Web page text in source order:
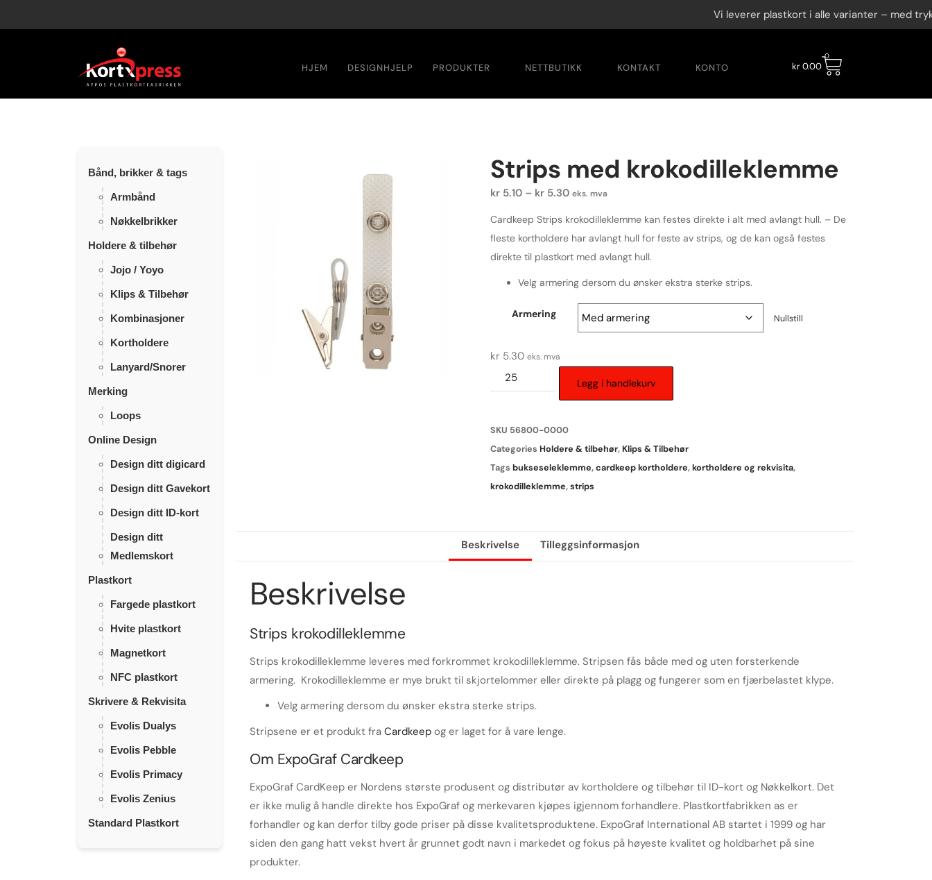
Vi leverer plastkort i alle varianter – med trykk,
HJEM DESIGNHJELP PRODUKTER NETTBUTIKK KONTAKT KONTO kr0.00
0
Bånd, brikker & tags
Armbånd
Nøkkelbrikker
Holdere & tilbehør
Jojo / Yoyo
Klips & Tilbehør
Kombinasjoner
Kortholdere
Lanyard/Snorer
Merking
Loops
Online Design
Design ditt digicard
Design ditt Gavekort
Design ditt ID-kort
Design ditt
Medlemskort
Plastkort
Fargede plastkort
Hvite plastkort
Magnetkort
NFC plastkort
Skrivere & Rekvisita
Evolis Dualys
Evolis Pebble
Evolis Primacy
Evolis Zenius
Standard Plastkort
Strips med krokodilleklemme
kr5.10 – kr5.30 eks. mva
Cardkeep Strips krokodilleklemme kan festes direkte i alt med avlangt hull. – De
fleste kortholdere har avlangt hull for feste av strips, og de kan også festes
direkte til plastkort med avlangt hull.
Velg armering dersom du ønsker ekstra sterke strips.
Armering Nullstill
kr 5.30 eks. mva
Legg i handlekurv
SKU 56800-0000
Categories Holdere & tilbehør,Klips & Tilbehør
Tags bukseseleklemme,cardkeep kortholdere,kortholdere og rekvisita,
krokodilleklemme,strips
Beskrivelse Tilleggsinformasjon
Beskrivelse
Strips krokodilleklemme
Strips krokodilleklemme leveres med forkrommet krokodilleklemme. Stripsen fås både med og uten forsterkende
armering. Krokodilleklemme er mye brukt til skjortelommer eller direkte på plagg og fungerer som en fjærbelastet klype.
Velg armering dersom du ønsker ekstra sterke strips.
Stripsene er et produkt fra Cardkeep og er laget for å vare lenge.
Om ExpoGraf Cardkeep
ExpoGraf CardKeep er Nordens største produsent og distributør av kortholdere og tilbehør til ID-kort og Nøkkelkort. Det
er ikke mulig å handle direkte hos ExpoGraf og merkevaren kjøpes igjennom forhandlere. Plastkortfabrikken as er
forhandler og kan derfor tilby gode priser på disse kvalitetsproduktene. ExpoGraf International AB startet i 1999 og har
siden den gang hatt vekst hvert år grunnet godt navn i markedet og fokus på høyeste kvalitet og holdbarhet på sine
produkter.